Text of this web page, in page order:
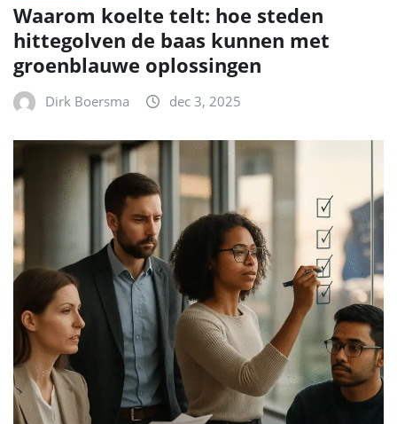
Waarom koelte telt: hoe steden
hittegolven de baas kunnen met
groenblauwe oplossingen
Dirk Boersma dec 3, 2025